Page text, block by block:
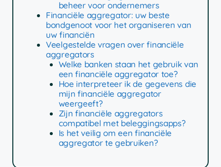
beheer voor ondernemers
Financiële aggregator: uw beste
bondgenoot voor het organiseren van
uw financiën
Veelgestelde vragen over financiële
aggregators
Welke banken staan het gebruik van
een financiële aggregator toe?
Hoe interpreteer ik de gegevens die
mijn financiële aggregator
weergeeft?
Zijn financiële aggregators
compatibel met beleggingsapps?
Is het veilig om een financiële
aggregator te gebruiken?